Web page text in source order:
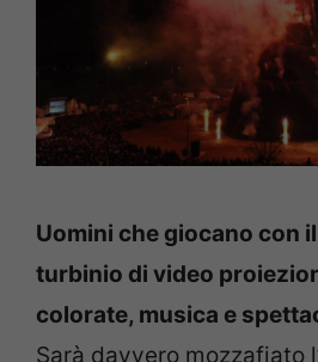
Uomini che giocano con
turbinio di video
colorate, musica e
Sarà davvero mozzafiato